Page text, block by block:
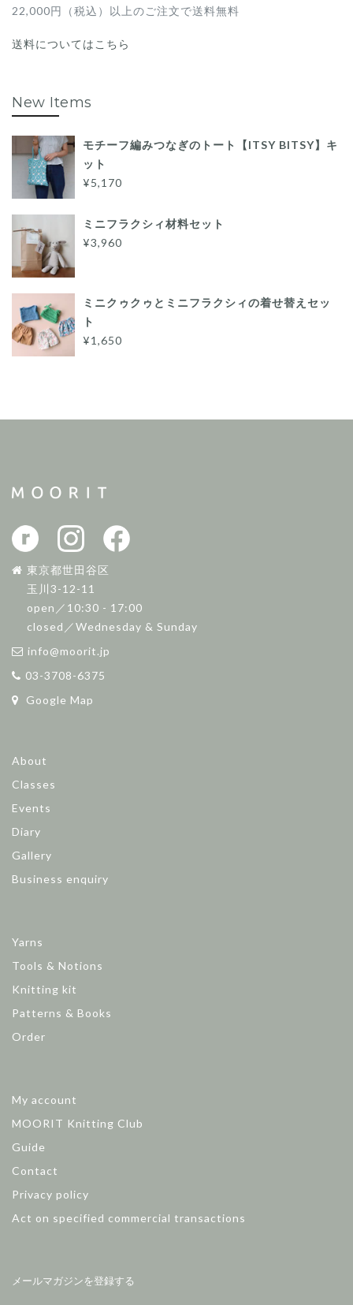
22,000円（税込）以上のご注文で送料無料
送料についてはこちら
New Items
モチーフ編みつなぎのトート【ITSY BITSY】キ
ット
¥5,170
ミニフラクシィ材料セット
¥3,960
ミニクゥクゥとミニフラクシィの着せ替えセッ
ト
¥1,650
東京都世田谷区
玉川3-12-11
open／10:30 - 17:00
closed／Wednesday & Sunday
info@moorit.jp
03-3708-6375
Google Map
About
Classes
Events
Diary
Gallery
Business enquiry
Yarns
Tools & Notions
Knitting kit
Patterns & Books
Order
My account
MOORIT Knitting Club
Guide
Contact
Privacy policy
Act on specified commercial transactions
メールマガジンを登録する